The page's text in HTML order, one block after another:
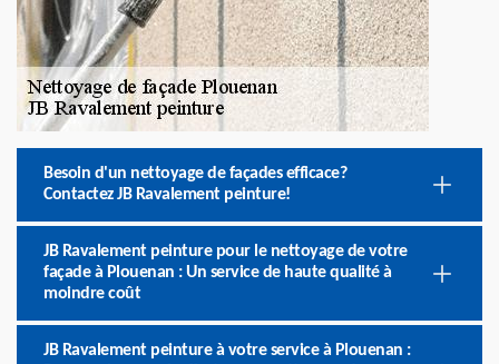
Besoin d'un nettoyage de façades efficace?
Contactez JB Ravalement peinture!
JB Ravalement peinture pour le nettoyage de votre
façade à Plouenan : Un service de haute qualité à
moindre coût
JB Ravalement peinture à votre service à Plouenan :